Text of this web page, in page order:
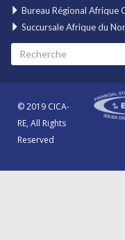
Bureau Régional Afrique
Succursale Afrique du
© 2019 CICA-
RE, All Rights
Reserved